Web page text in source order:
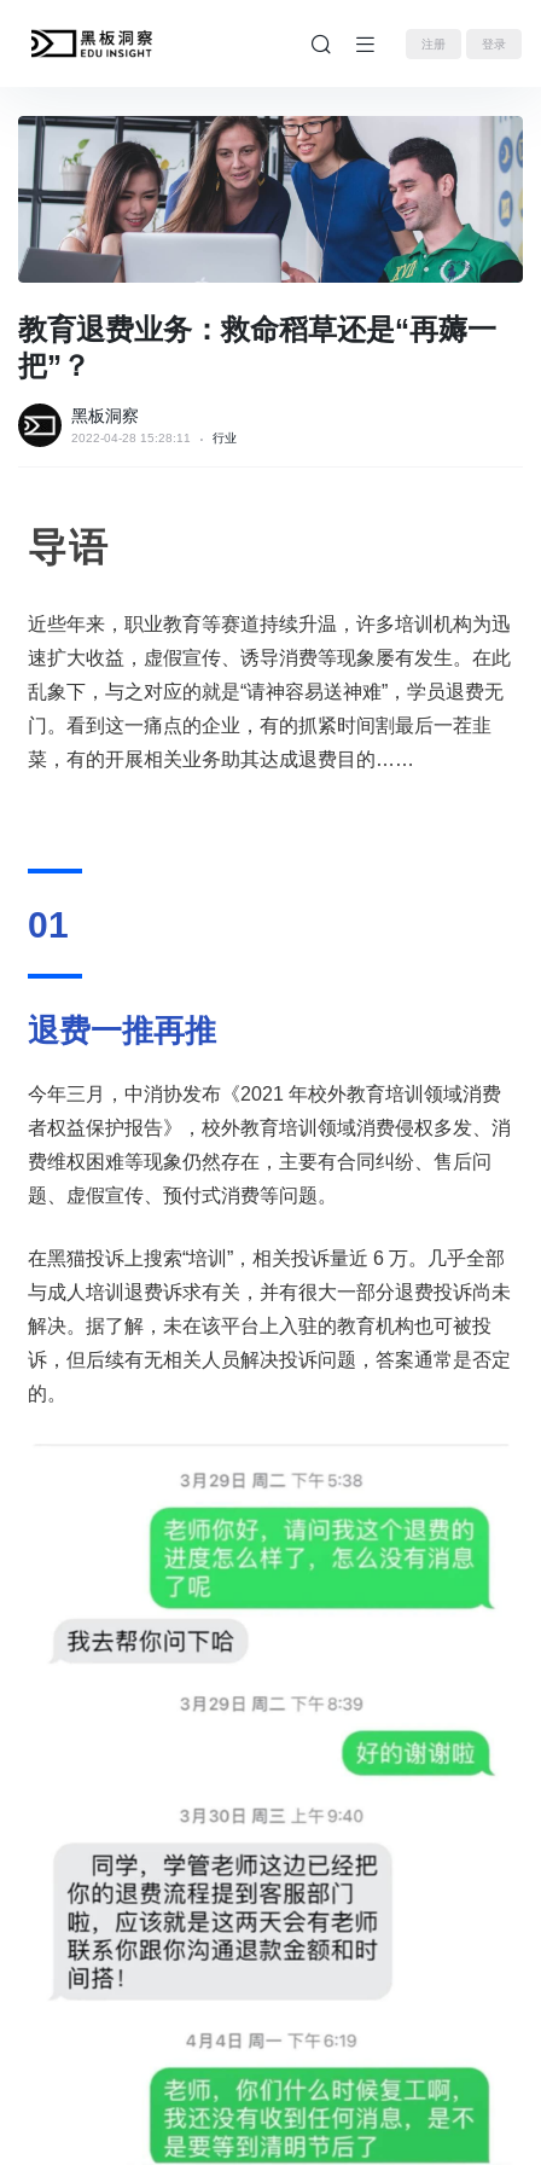
注册 登录
教育退费业务：救命稻草还是“再薅一
把”？
黑板洞察
2022-04-28 15:28:11 行业
导语
近些年来，职业教育等赛道持续升温，许多培训机构为迅
速扩大收益，虚假宣传、诱导消费等现象屡有发生。在此
乱象下，与之对应的就是“请神容易送神难”，学员退费无
门。看到这一痛点的企业，有的抓紧时间割最后一茬韭
菜，有的开展相关业务助其达成退费目的……
01
退费一推再推
今年三月，中消协发布《2021 年校外教育培训领域消费
者权益保护报告》，校外教育培训领域消费侵权多发、消
费维权困难等现象仍然存在，主要有合同纠纷、售后问
题、虚假宣传、预付式消费等问题。
在黑猫投诉上搜索“培训”，相关投诉量近 6 万。几乎全部
与成人培训退费诉求有关，并有很大一部分退费投诉尚未
解决。据了解，未在该平台上入驻的教育机构也可被投
诉，但后续有无相关人员解决投诉问题，答案通常是否定
的。